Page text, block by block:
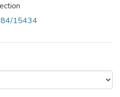
15434